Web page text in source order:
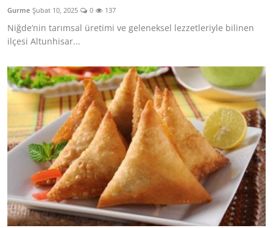
Gurme Şubat 10, 2025 0 137
Niğde’nin tarımsal üretimi ve geleneksel lezzetleriyle bilinen
ilçesi Altunhisar...